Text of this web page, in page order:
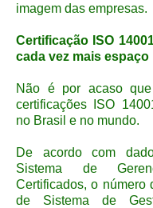
imagem das empresas.
Certificação ISO
cada vez mais espaço
Não é por acaso
certificações ISO
no Brasil e no mundo.
De acordo com
Sistema de
Certificados, o número
de Sistema de